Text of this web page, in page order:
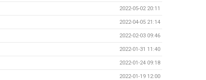
2022-05-02 20:11
2022-04-05 21:14
2022-02-03 09:46
2022-01-31 11:40
2022-01-24 09:18
2022-01-19 12:00